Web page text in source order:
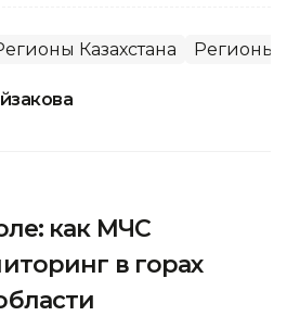
Казахстана Регионы
как МЧС
в горах